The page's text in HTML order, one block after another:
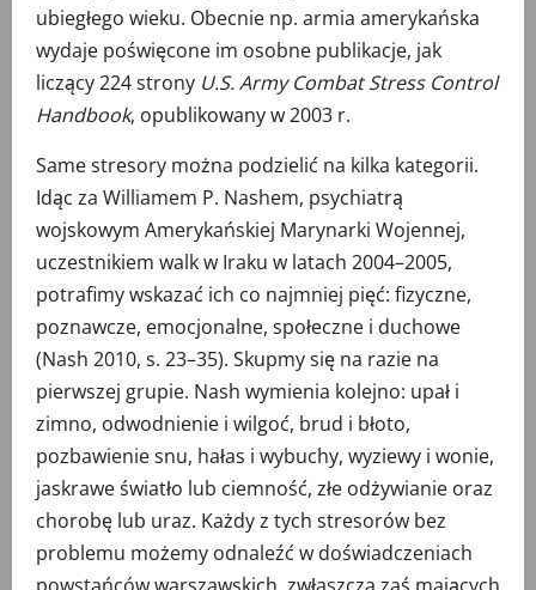
ubiegłego wieku. Obecnie np. armia amerykańska
wydaje poświęcone im osobne publikacje, jak
liczący 224 strony U.S. Army Combat Stress Control
Handbook, opublikowany w 2003 r.
Same stresory można podzielić na kilka kategorii.
Idąc za Williamem P. Nashem, psychiatrą
wojskowym Amerykańskiej Marynarki Wojennej,
uczestnikiem walk w Iraku w latach 2004–2005,
potrafimy wskazać ich co najmniej pięć: fizyczne,
poznawcze, emocjonalne, społeczne i duchowe
(Nash 2010, s. 23–35). Skupmy się na razie na
pierwszej grupie. Nash wymienia kolejno: upał i
zimno, odwodnienie i wilgoć, brud i błoto,
pozbawienie snu, hałas i wybuchy, wyziewy i wonie,
jaskrawe światło lub ciemność, złe odżywianie oraz
chorobę lub uraz. Każdy z tych stresorów bez
problemu możemy odnaleźć w doświadczeniach